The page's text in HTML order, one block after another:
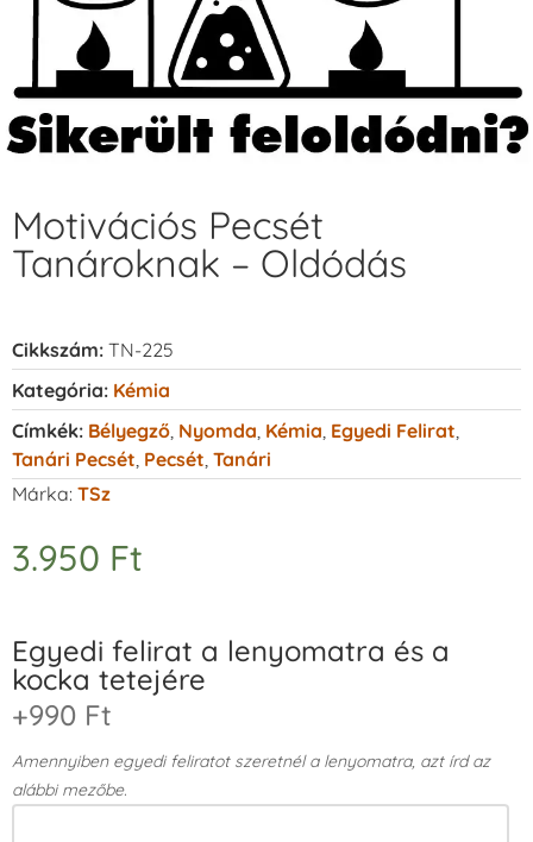
Motivációs Pecsét
Tanároknak – Oldódás
Cikkszám: TN-225
Kategória: Kémia
Címkék: Bélyegző Nyomda Kémia Egyedi Felirat
Tanári Pecsét Pecsét Tanári
Márka: TSz
3.950 Ft
Egyedi felirat a lenyomatra és a
kocka tetejére
+990 Ft
Amennyiben egyedi feliratot szeretnél a lenyomatra, azt írd az
alábbi mezőbe.